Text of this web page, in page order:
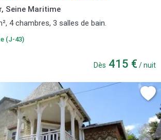
Seine Maritime
4 chambres, 3 salles de bain.
(J-43)
Dès 415 € / nuit